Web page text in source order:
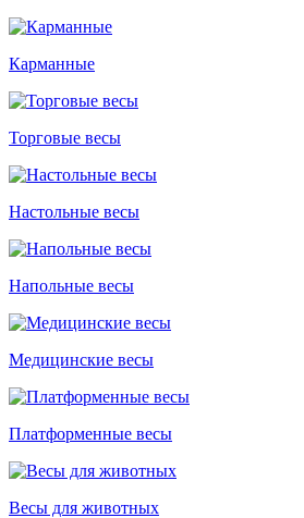
Карманные
Торговые весы
Настольные весы
Напольные весы
Медицинские весы
Платформенные весы
Весы для животных